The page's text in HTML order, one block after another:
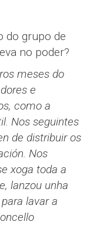
do grupo de
no poder?
meses do
e
como a
Nos seguintes
de distribuir os
Nos
xoga toda a
lanzou unha
lavar a